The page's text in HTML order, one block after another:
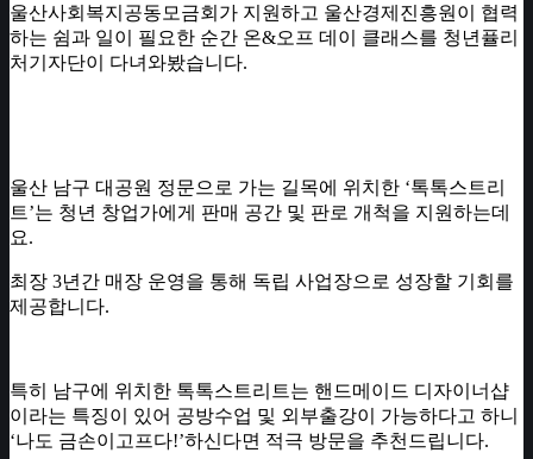
울산사회복지공동모금회가 지원하고 울산경제진흥원이 협력
하는 쉼과 일이 필요한 순간 온&오프 데이 클래스를 청년퓰리
처기자단이 다녀와봤습니다.
울산 남구 대공원 정문으로 가는 길목에 위치한 ‘톡톡스트리
트’는 청년 창업가에게 판매 공간 및 판로 개척을 지원하는데
요.
최장 3년간 매장 운영을 통해 독립 사업장으로 성장할 기회를
제공합니다.
특히 남구에 위치한 톡톡스트리트는 핸드메이드 디자이너샵
이라는 특징이 있어 공방수업 및 외부출강이 가능하다고 하니
‘나도 금손이고프다!’하신다면 적극 방문을 추천드립니다.